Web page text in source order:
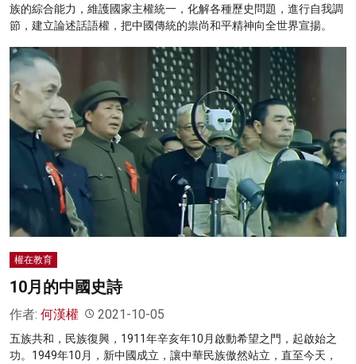
族的綜合能力，維護國家主權統一，化解各種歷史問題，進行自我調
節，建立論述話語權，把中國傳統的祟尚和平精神向全世界宣揚。
權在教育
10月的中國史詩
作者: 何漢權 2021-10-05
五族共和，民族復興，1911年辛亥年10月啟動希望之門，起啟始之
功。1949年10月，新中國成立，讓中華民族傲然站立，直至今天，